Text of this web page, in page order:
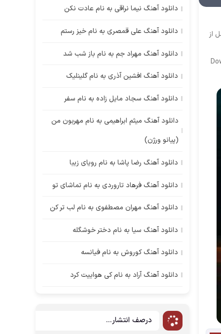
از
دانلود آهنگ نیما نراقی به نام عادت نکن
دانلود آهنگ علی قمصری به نام خیز رستم
دانلود آهنگ مهراد جم به نام باز شب شد
دانلود آهنگ افشین آذری به نام گلینلیک
دانلود آهنگ سجاد مایل زاده به نام سفر
دانلود آهنگ میثم ابراهیمی به نام مهربون من
(پیانو ورژن)
دانلود آهنگ رضا پاشا به نام رویای زیبا
دانلود آهنگ فرهاد تاروردی به نام تماشای تو
دانلود آهنگ مهران مصطفوی به نام لب تر کن
دانلود آهنگ سیا به نام دختر خوشگله
دانلود آهنگ کوروش به نام فیانسه
دانلود آهنگ آراد به نام کی هواییت کرد
درصف انتشار...